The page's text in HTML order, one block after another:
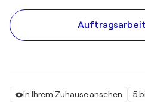
In Ihrem Zuhause ansehen 5